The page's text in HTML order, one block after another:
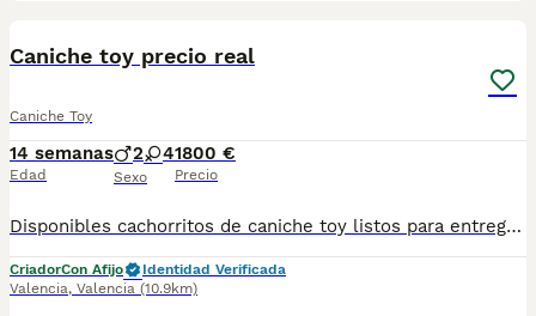
Caniche toy precio real
Caniche Toy
14 semanas
Edad
2 4
Sexo
1800 €
Precio
Disponibles cachorritos de caniche toy listos para entregar.. ahi machitoa y hembras.. se entregan con sus vacunas correspondientes microchip pasaporte revision veterinaria y garantia estamos en rojales alicante pero emviamos a cualquier punto de españa.
CriadorCon Afijo
Identidad Verificada
Valencia, Valencia (10.9km)